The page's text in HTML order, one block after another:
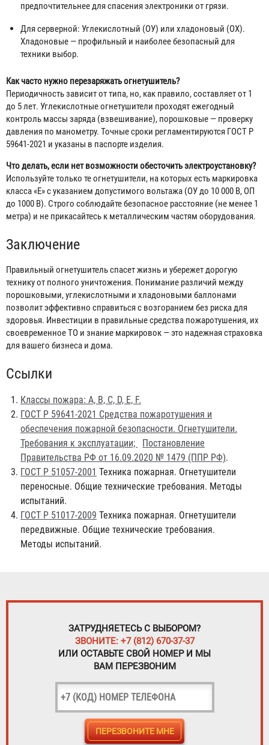
предпочтительнее для спасения электроники от грязи.
Для серверной: Углекислотный (ОУ) или хладоновый (ОХ).
Хладоновые — профильный и наиболее безопасный для
техники выбор.
Как часто нужно перезаряжать огнетушитель?
Периодичность зависит от типа, но, как правило, составляет от 1
до 5 лет. Углекислотные огнетушители проходят ежегодный
контроль массы заряда (взвешивание), порошковые — проверку
давления по манометру. Точные сроки регламентируются ГОСТ Р
59641-2021 и указаны в паспорте изделия.
Что делать, если нет возможности обесточить электроустановку?
Используйте только те огнетушители, на которых есть маркировка
класса «Е» с указанием допустимого вольтажа (ОУ до 10 000 В, ОП
до 1000 В). Строго соблюдайте безопасное расстояние (не менее 1
метра) и не прикасайтесь к металлическим частям оборудования.
Заключение
Правильный огнетушитель спасет жизнь и убережет дорогую
технику от полного уничтожения. Понимание различий между
порошковыми, углекислотными и хладоновыми баллонами
позволит эффективно справиться с возгоранием без риска для
здоровья. Инвестиции в правильные средства пожаротушения, их
своевременное ТО и знание маркировок — это надежная страховка
для вашего бизнеса и дома.
Ссылки
Классы пожара: А, В, С, D, Е, F.
ГОСТ Р 59641-2021 Средства пожаротушения и
обеспечения пожарной безопасности. Огнетушители.
Требования к эксплуатации;
Постановление
Правительства РФ от 16.09.2020 № 1479 (ППР РФ).
ГОСТ Р 51057-2001 Техника пожарная. Огнетушители
переносные. Общие технические требования. Методы
испытаний.
ГОСТ Р 51017-2009 Техника пожарная. Огнетушители
передвижные. Общие технические требования.
Методы испытаний.
ЗАТРУДНЯЕТЕСЬ С ВЫБОРОМ?
ЗВОНИТЕ: +7 (812) 670-37-37
ИЛИ ОСТАВЬТЕ СВОЙ НОМЕР И МЫ
ВАМ ПЕРЕЗВОНИМ